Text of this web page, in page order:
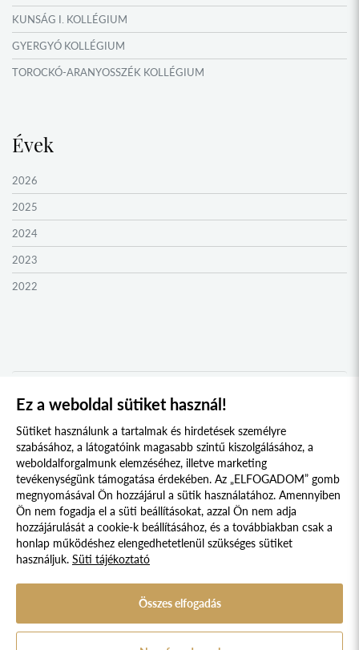
KUNSÁG I. KOLLÉGIUM
GYERGYÓ KOLLÉGIUM
TOROCKÓ-ARANYOSSZÉK KOLLÉGIUM
GARAM MENTI KOLLÉGIUM
ŐRVIDÉK KOLLÉGIUM
MOLDVAI CSÁNGÓ KOLLÉGIUM
HEGYKÖZ KOLLÉGIUM
ZENTA KOLLÉGIUM
NYUGAT-BÁCSKA KOLLÉGIUM
DRÁVASZÖG ÉS SZLAVÓNIA KOLLÉGIUM
TESSEDIK SÁMUEL KOLLÉGIUM
AFRIKA KOLLÉGIUM
KELETI NYITÁS KOLLÉGIUM
IBERO-AMERICA KOLLÉGIUM
SZENT-GYÖRGYI ALBERT KOLLÉGIUM
VARGA DOMOKOS KOLLÉGIUM
Évek
2026
2025
2024
2023
2022
2016
2015
2014
2013
2012
2009
1 2 3 4
Süti szabályzat Adatvédelmi nyilatkozat
Jogi nyilatkozat
© 2017 - 2026 NÉPFŐISKOLA ALAPÍTVÁNY, LAKITELEK. MINDEN JOG
Ez a weboldal sütiket használ!
Sütiket használunk a tartalmak és hirdetések személyre
szabásához, a látogatóink magasabb szintű kiszolgálásához, a
weboldalforgalmunk elemzéséhez, illetve marketing
tevékenységünk támogatása érdekében. Az „ELFOGADOM” gomb
megnyomásával Ön hozzájárul a sütik használatához. Amennyiben
Ön nem fogadja el a süti beállításokat, azzal Ön nem adja
hozzájárulását a cookie-k beállításához, és a továbbiakban csak a
honlap működéshez elengedhetetlenül szükséges sütiket
használjuk. Süti tájékoztató
Összes elfogadás